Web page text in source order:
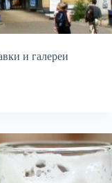
и галереи